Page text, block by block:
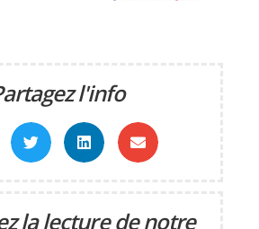
l'info
la lecture de notre